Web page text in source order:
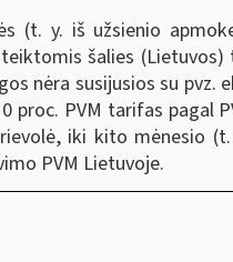
y. iš užsienio
šalies
nėra susijusios su
proc. PVM tarifas pagal
iki kito mėnesio
PVM Lietuvoje.